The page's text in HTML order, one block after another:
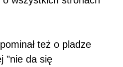
też o pladze
"nie da się